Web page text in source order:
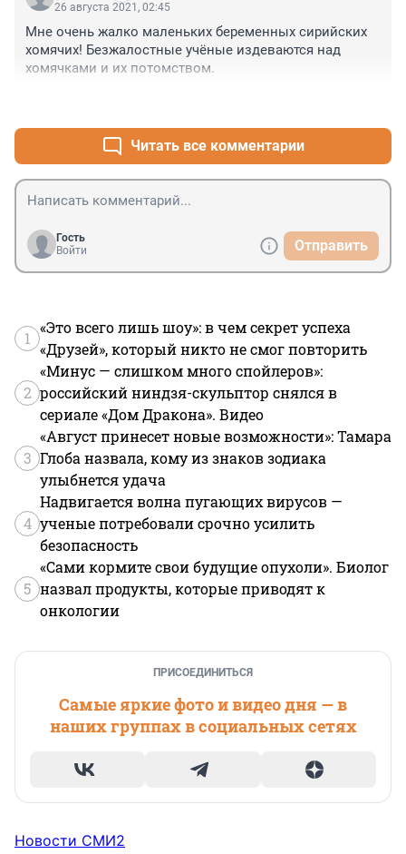
26 августа 2021, 02:45
Мне очень жалко маленьких беременных сирийских
хомячих! Безжалостные учёные издеваются над
хомячками и их потомством.
Читать все комментарии
Гость
Войти
Отправить
1
«Это всего лишь шоу»: в чем секрет успеха
«Друзей», который никто не смог повторить
2
«Минус — слишком много спойлеров»:
российский ниндзя-скульптор снялся в
сериале «Дом Дракона». Видео
3
«Август принесет новые возможности»: Тамара
Глоба назвала, кому из знаков зодиака
улыбнется удача
4
Надвигается волна пугающих вирусов —
ученые потребовали срочно усилить
безопасность
5
«Сами кормите свои будущие опухоли». Биолог
назвал продукты, которые приводят к
онкологии
ПРИСОЕДИНИТЬСЯ
Самые яркие фото и видео дня — в
наших группах в социальных сетях
Новости СМИ2